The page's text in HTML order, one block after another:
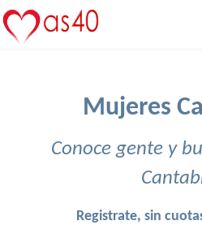
Mujeres
Conoce gente y
Registrate, sin